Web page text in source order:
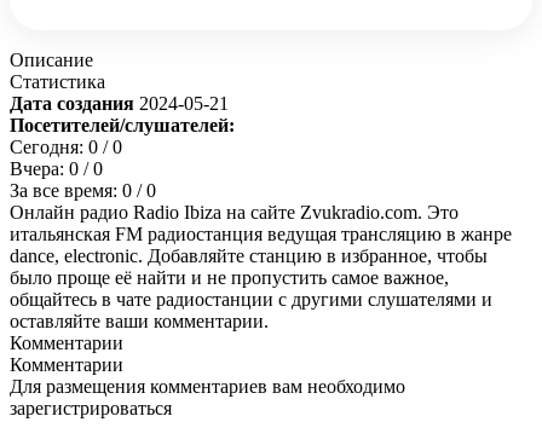
Описание
Статистика
Дата создания 2024-05-21
Посетителей/слушателей:
Сегодня: 0 / 0
Вчера: 0 / 0
За все время: 0 / 0
Онлайн радио Radio Ibiza на сайте Zvukradio.com. Это
итальянская FM радиостанция ведущая трансляцию в жанре
dance, electronic. Добавляйте станцию в избранное, чтобы
было проще её найти и не пропустить самое важное,
общайтесь в чате радиостанции с другими слушателями и
оставляйте ваши комментарии.
Комментарии
Комментарии
Для размещения комментариев вам необходимо
зарегистрироваться